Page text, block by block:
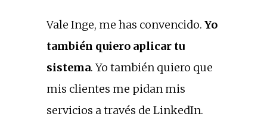
Vale Inge, me has convencido. Yo
también quiero aplicar tu
sistema. Yo también quiero que
mis clientes me pidan mis
servicios a través de LinkedIn.